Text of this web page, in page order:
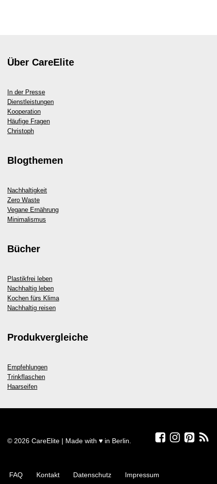
Über CareElite
In der Presse
Dienstleistungen
Kooperation
Häufige Fragen
Christoph
Blogthemen
Nachhaltigkeit
Zero Waste
Vegane Ernährung
Minimalismus
Bücher
Plastikfrei leben
Nachhaltig leben
Kochen fürs Klima
Nachhaltig reisen
Produkvergleiche
Empfehlungen
Trinkflaschen
Haarseifen
© 2026 CareElite | Made with ♥ in Berlin.
FAQ Kontakt Datenschutz Impressum